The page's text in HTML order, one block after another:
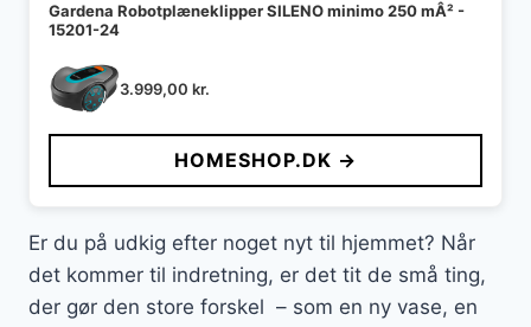
Gardena Robotplæneklipper SILENO minimo 250 mÂ² -
15201-24
3.999,00 kr.
HOMESHOP.DK →
Er du på udkig efter noget nyt til hjemmet? Når
det kommer til indretning, er det tit de små ting,
der gør den store forskel – som en ny vase, en